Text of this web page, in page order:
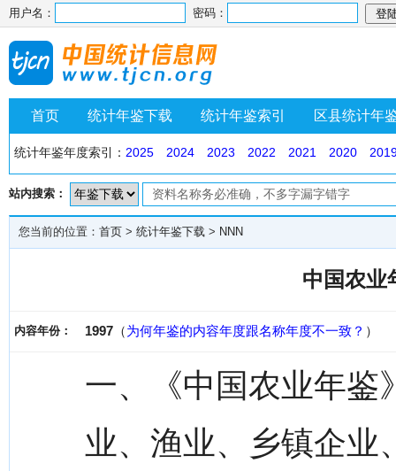
用户名： 密码：
首页 统计年鉴下载 统计年鉴索引 区县统计年
统计年鉴年度索引： 2025 2024 2023 2022 2021 2020
站内搜索：
您当前的位置： 首页 > 统计年鉴下载 > NNN
中国农业
内容年份： 1997 （为何年鉴的内容年度跟名称年度不一致？ ）
一、《中国农业年鉴
业、渔业、乡镇企业